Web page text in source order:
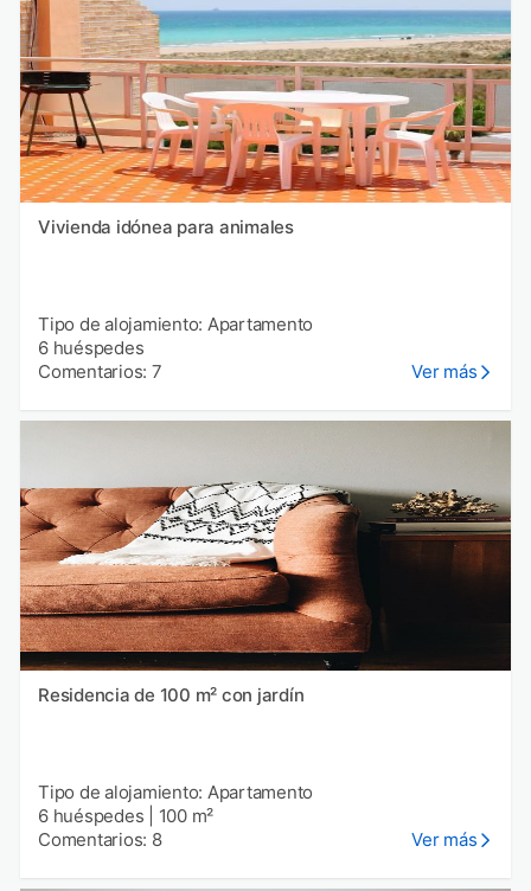
Vivienda idónea para animales
Tipo de alojamiento: Apartamento
6 huéspedes
Comentarios: 7
Ver más
Residencia de 100 m² con jardín
Tipo de alojamiento: Apartamento
6 huéspedes
100 m²
Comentarios: 8
Ver más